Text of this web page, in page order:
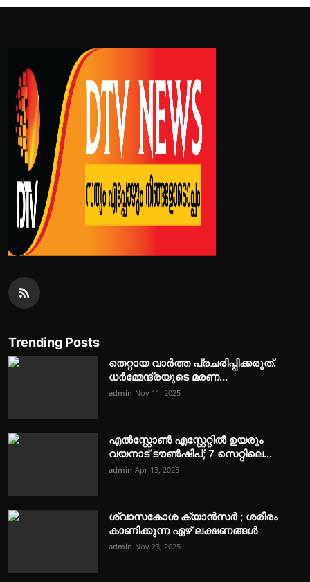
Trending Posts
തെറ്റായ വാർത്ത പ്രചരിപ്പിക്കരുത്.
ധര്‍മ്മേന്ദ്രയുടെ മരണ...
admin Nov 11, 2025
എൽസ്റ്റോൺ എസ്റ്റേറ്റിൽ ഉയരും
വയനാട് ടൗൺഷിപ്; 7 സെറ്റിലെ...
admin Apr 13, 2025
ശ്വാസകോശ ക്യാൻസർ ; ശരീരം
കാണിക്കുന്ന ഏഴ് ലക്ഷണങ്ങൾ
admin Nov 23, 2025